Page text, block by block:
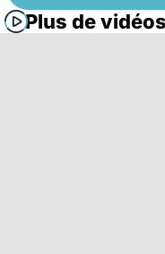
Plus de vidéos